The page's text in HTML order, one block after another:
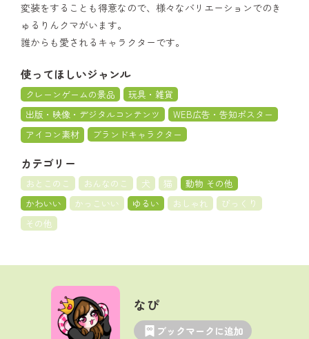
変装をすることも得意なので、様々なバリエーションでのき
ゅるりんクマがいます。
誰からも愛されるキャラクターです。
使ってほしいジャンル
クレーンゲームの景品
玩具・雑貨
出版・映像・デジタルコンテンツ
WEB広告・告知ポスター
アイコン素材
ブランドキャラクター
カテゴリー
おとこのこ おんなのこ 犬 猫
動物 その他
かわいい
かっこいい ゆるい おしゃれ
びっくり
その他
なぴ
ブックマークに追加